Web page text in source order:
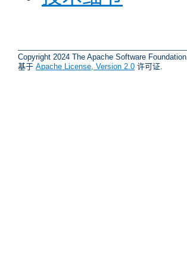
Copyright 2024 The Apache Software Foundation.
基于 Apache License, Version 2.0 许可证.